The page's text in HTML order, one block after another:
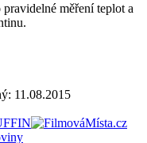
měření teplot a
11.08.2015